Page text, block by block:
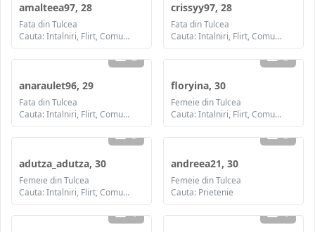
amalteea97, 28
Fata din Tulcea
Cauta: Intalniri, Flirt, Comunicare / chat, Prietenie, Casatorie
crissyy97, 28
Fata din Tulcea
Cauta: Intalniri, Flirt, Comunicare / chat, Prietenie, Casatorie
2
anaraulet96, 29
Fata din Tulcea
Cauta: Intalniri, Flirt, Comunicare / chat, Prietenie, Casatorie
3
floryina, 30
Femeie din Tulcea
Cauta: Intalniri, Flirt, Comunicare / chat, Prietenie, Casatorie
3
adutza_adutza, 30
Femeie din Tulcea
Cauta: Intalniri, Flirt, Comunicare / chat, Prietenie, Casatorie
3
andreea21, 30
Femeie din Tulcea
Cauta: Prietenie
1 1